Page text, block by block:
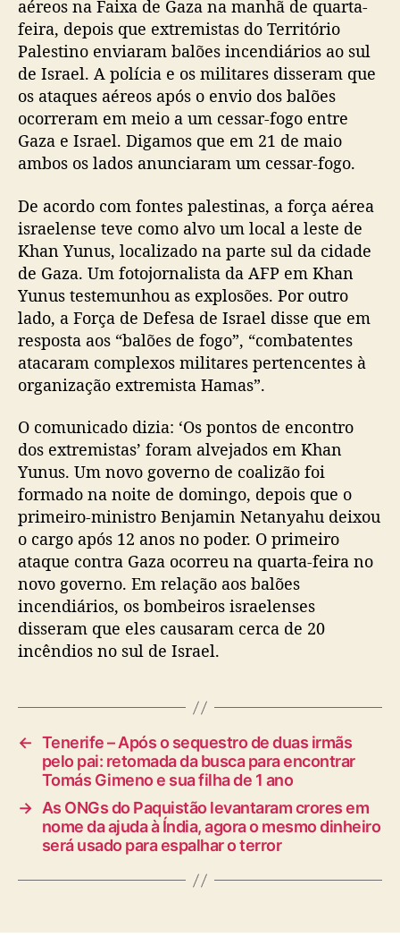
aéreos na Faixa de Gaza na manhã de quarta-
feira, depois que extremistas do Território
Palestino enviaram balões incendiários ao sul
de Israel. A polícia e os militares disseram que
os ataques aéreos após o envio dos balões
ocorreram em meio a um cessar-fogo entre
Gaza e Israel. Digamos que em 21 de maio
ambos os lados anunciaram um cessar-fogo.
De acordo com fontes palestinas, a força aérea
israelense teve como alvo um local a leste de
Khan Yunus, localizado na parte sul da cidade
de Gaza. Um fotojornalista da AFP em Khan
Yunus testemunhou as explosões. Por outro
lado, a Força de Defesa de Israel disse que em
resposta aos “balões de fogo”, “combatentes
atacaram complexos militares pertencentes à
organização extremista Hamas”.
O comunicado dizia: ‘Os pontos de encontro
dos extremistas’ foram alvejados em Khan
Yunus. Um novo governo de coalizão foi
formado na noite de domingo, depois que o
primeiro-ministro Benjamin Netanyahu deixou
o cargo após 12 anos no poder. O primeiro
ataque contra Gaza ocorreu na quarta-feira no
novo governo. Em relação aos balões
incendiários, os bombeiros israelenses
disseram que eles causaram cerca de 20
incêndios no sul de Israel.
← Tenerife – Após o sequestro de duas irmãs
pelo pai: retomada da busca para encontrar
Tomás Gimeno e sua filha de 1 ano
→ As ONGs do Paquistão levantaram crores em
nome da ajuda à Índia, agora o mesmo dinheiro
será usado para espalhar o terror